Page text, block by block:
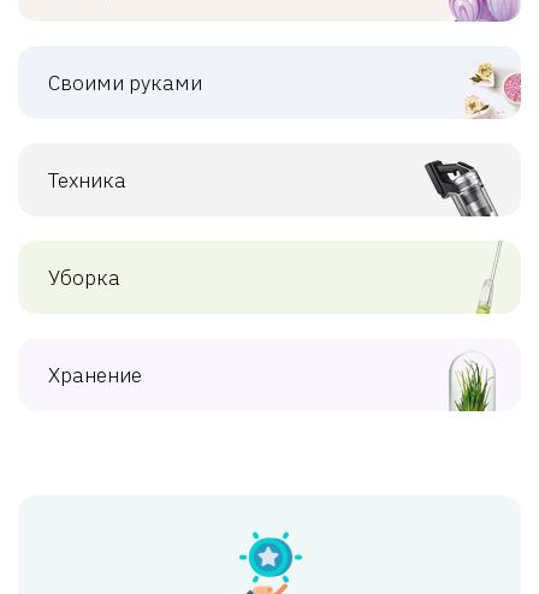
Своими руками
Техника
Уборка
Хранение